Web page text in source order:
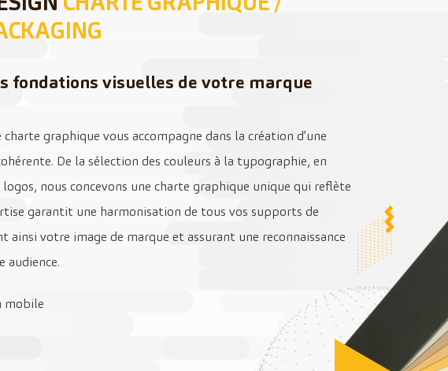
CHARTE GRAPHIQUE /
fondations visuelles de votre marque
charte graphique vous accompagne dans la création d’une
De la sélection des couleurs à la typographie, en
nous concevons une charte graphique unique qui reflète
garantit une harmonisation de tous vos supports de
ainsi votre image de marque et assurant une reconnaissance
audience.
mobile